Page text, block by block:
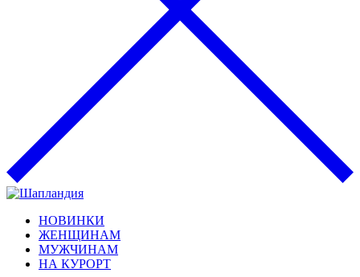
НОВИНКИ
ЖЕНЩИНАМ
МУЖЧИНАМ
НА КУРОРТ